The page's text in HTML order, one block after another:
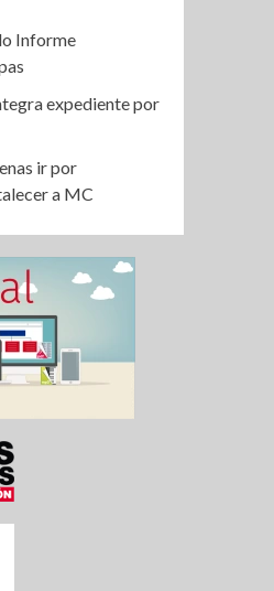
Informe
expediente por
ir por
a MC